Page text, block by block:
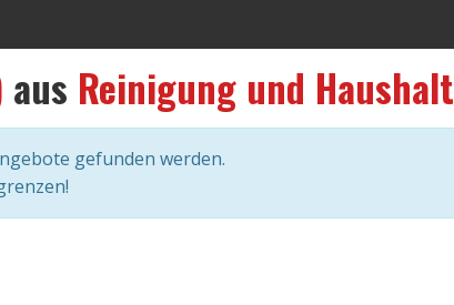
aus Reinigung und Haushalt
gefunden werden.